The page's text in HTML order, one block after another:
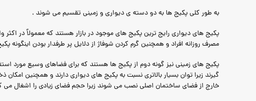
به طور کلی پکیج ها به دو دسته ی دیواری و زمینی تقسیم می شوند .
پکیج های دیواری رایج ترین پکیج های موجود در بازار هستند که معمولاٌ در
مصرف روزانه افراد و همچنین گرم کردن شوفاژ از دلایل پر طرفدار بودن اینگونه
پکیج های زمینی نیز گونه دوم از پکیج ها هستند که برای فضاهای وسیع مورد
گیرند زیرا توان بسیار بالاتری نسبت به پکیج های دیواری دارند و همچنین
خارج از فضای ساختمان اصلی نصب می شوند زیرا حجم فضای زیادی را اشغال می